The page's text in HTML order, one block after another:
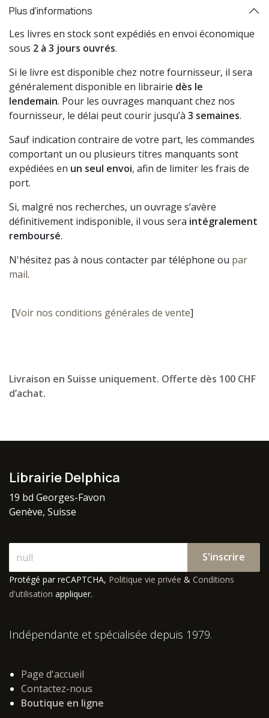
Plus d'informations
Les livres en stock sont expédiés en envoi économique
sous 2 à 3 jours ouvrés.
Si le livre est disponible chez notre fournisseur, il sera
généralement disponible en librairie dès le
lendemain. Pour les ouvrages manquant chez nos
fournisseur, le délai peut courir jusqu’à 3 semaines.
Sauf indication contraire de votre part, les commandes
comportant un ou plusieurs titres manquants sont
expédiées en un seul envoi, afin de limiter les frais de
port.
Si, malgré nos recherches, un ouvrage s’avère
définitivement indisponible, il vous sera intégralement
remboursé.
N'hésitez pas à nous contacter par téléphone ou par
mail.
[Voir nos conditions générales de vente]
Livraison en Suisse uniquement. Offerte dès 100 CHF
d’achat.
Librairie Delphica
19 bd Georges-Favon
Genève, Suisse
S'inscrire
Protégé par reCAPTCHA, Politique vie privée & Conditions
d'utilisation appliquer.
Indépendante et spécialisée depuis 1979.
Page d'accueil
Contactez-nous
Boutique en ligne